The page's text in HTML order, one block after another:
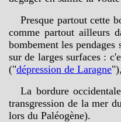
Presque partout cette
comme partout ailleurs
bombement les
sur de larges surfaces :
("dépression de Laragne
La bordure
transgression de la mer
lors du Paléogène).